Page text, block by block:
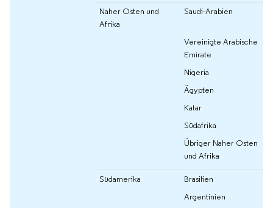
Naher Osten und
Afrika
Saudi-Arabien
Vereinigte Arabische
Emirate
Nigeria
Ägypten
Katar
Südafrika
Übriger Naher Osten
und Afrika
Südamerika
Brasilien
Argentinien